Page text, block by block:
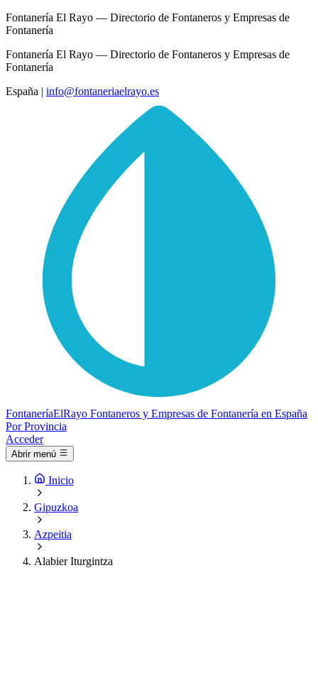
Fontanería El Rayo — Directorio de Fontaneros y Empresas de
Fontanería
Fontanería El Rayo — Directorio de Fontaneros y Empresas de
Fontanería
España | info@fontaneriaelrayo.es
FontaneríaElRayo Fontaneros y Empresas de Fontanería en España
Por Provincia
Acceder
Abrir menú
Inicio
Gipuzkoa
Azpeitia
Alabier Iturgintza